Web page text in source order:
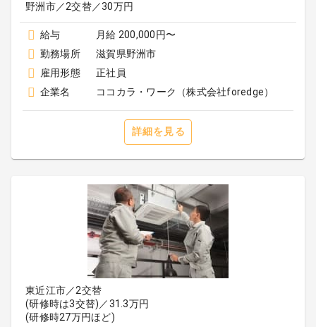
野洲市／2交替／30万円
給与
月給 200,000円〜
勤務場所
滋賀県野洲市
雇用形態
正社員
企業名
ココカラ・ワーク（株式会社foredge）
詳細を見る
東近江市／2交替
(研修時は3交替)／31.3万円
(研修時27万円ほど)